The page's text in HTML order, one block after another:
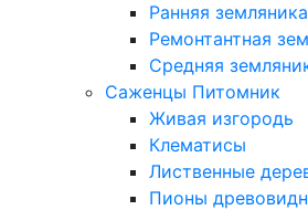
Ранняя
Ремонтантная
Средняя
Саженцы Питомник
Живая изгородь
Клематисы
Лиственные
Пионы